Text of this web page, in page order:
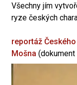
Všechny jím
ryze českých
reportáž
Mošna